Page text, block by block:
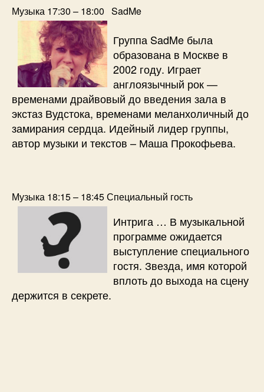
Музыка 17:30 – 18:00 SadMe
Группа SadMe была
образована в Москве в
2002 году. Играет
англоязычный рок —
временами драйвовый до введения зала в
экстаз Вудстока, временами меланхоличный до
замирания сердца. Идейный лидер группы,
автор музыки и текстов – Маша Прокофьева.
Музыка 18:15 – 18:45 Специальный гость
Интрига … В музыкальной
программе ожидается
выступление специального
гостя. Звезда, имя которой
вплоть до выхода на сцену
держится в секрете.